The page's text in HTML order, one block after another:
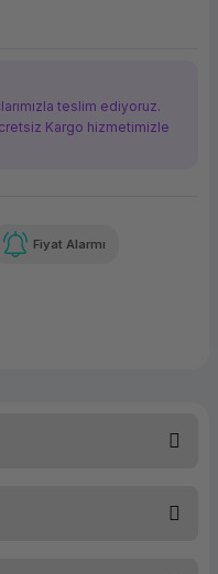
teslim ediyoruz.
Kargo hizmetimizle
Fiyat Alarmı